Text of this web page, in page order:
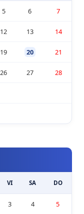
5 6 7
12 13 14
19 20 21
26 27 28
VI SA DO
3 4 5